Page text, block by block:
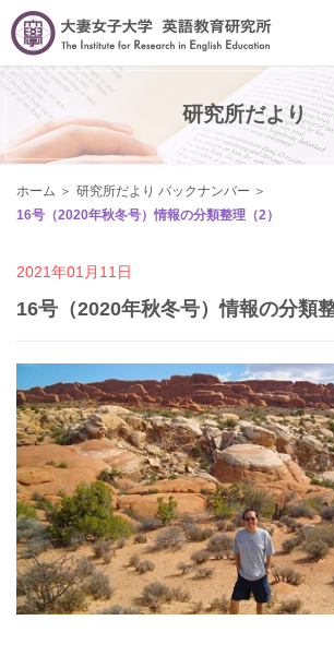
研究所だより
ホーム
研究所だより バックナンバー
16号（2020年秋冬号）情報の分類整理（2）
2021年01月11日
16号（2020年秋冬号）情報の分類整